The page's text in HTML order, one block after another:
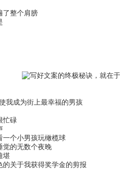
了整个肩膀
我成为街上最幸福的男孩
忙碌
一个小男孩玩橄榄球
觉的无数个夜晚
堪
的关于我获得奖学金的剪报